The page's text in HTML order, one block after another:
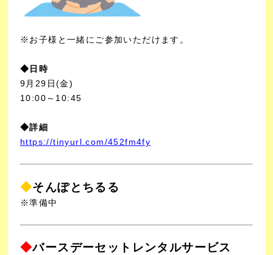
※お子様と一緒にご参加いただけます。
◆日時
9月29日(金)
10:00～10:45
◆詳細
https://tinyurl.com/452fm4fy
◆そんぽとちるる
※準備中
◆バースデーセットレンタルサービス